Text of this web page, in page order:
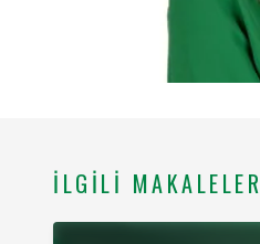
İLGILI MAKALELER